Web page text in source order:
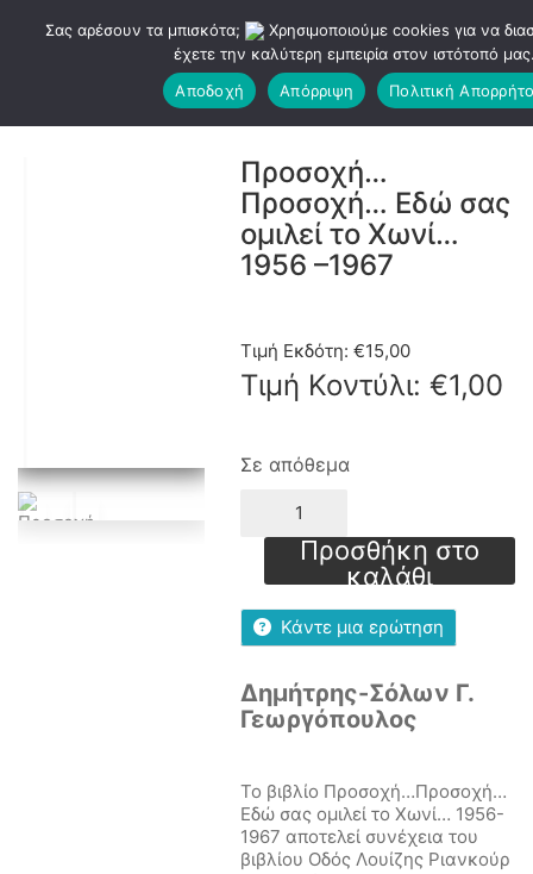
Προσοχή…
Προσοχή… Εδώ σας
ομιλεί το Χωνί…
1956 –1967
Τιμή Εκδότη: €15,00
Τιμή Κοντύλι: €1,00
Σε απόθεμα
Προσοχή…
Εδώ
ομιλεί
το
Χωνί...
–
1967
ποσότητα
Προσθήκη στο
καλάθι
Κάντε μια ερώτηση
Δημήτρης-Σόλων Γ.
Γεωργόπουλος
Το βιβλίο Προσοχή…Προσοχή…
Εδώ σας ομιλεί το Χωνί… 1956-
1967 αποτελεί συνέχεια του
βιβλίου Οδός Λουίζης Ριανκούρ
Σας αρέσουν τα μπισκότα;
Χρησιμοποιούμε cookies για να
έχετε την καλύτερη εμπειρία στον ιστότοπό
Αποδοχή
Απόρριψη Πολιτική